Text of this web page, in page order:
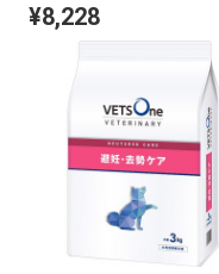
¥8,228